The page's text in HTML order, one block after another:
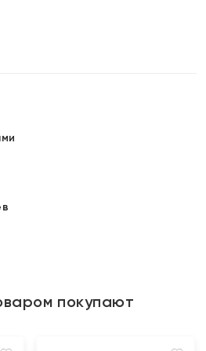
покупают